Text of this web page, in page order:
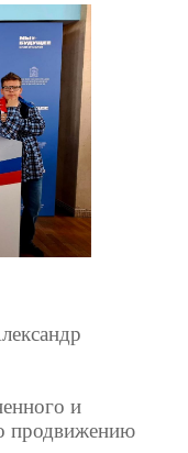
и
продвижению